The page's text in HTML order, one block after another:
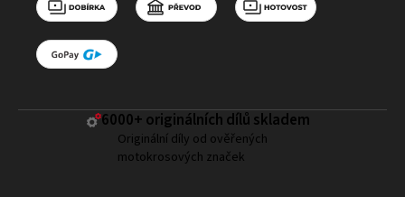
6000+ ​originálních dílů skladem
Originální díly od ověřených
motokrosových značek